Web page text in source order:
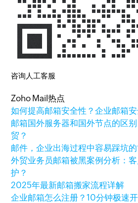
咨询人工客服
Zoho Mail热点
如何提高邮箱安全性？企业邮箱
邮箱国外服务器和国外节点的区
贸？
邮件，企业出海过程中容易踩坑的
外贸业务员邮箱被黑案例分析：
护？
2025年最新邮箱搬家流程详解
企业邮箱怎么注册？10分钟极速